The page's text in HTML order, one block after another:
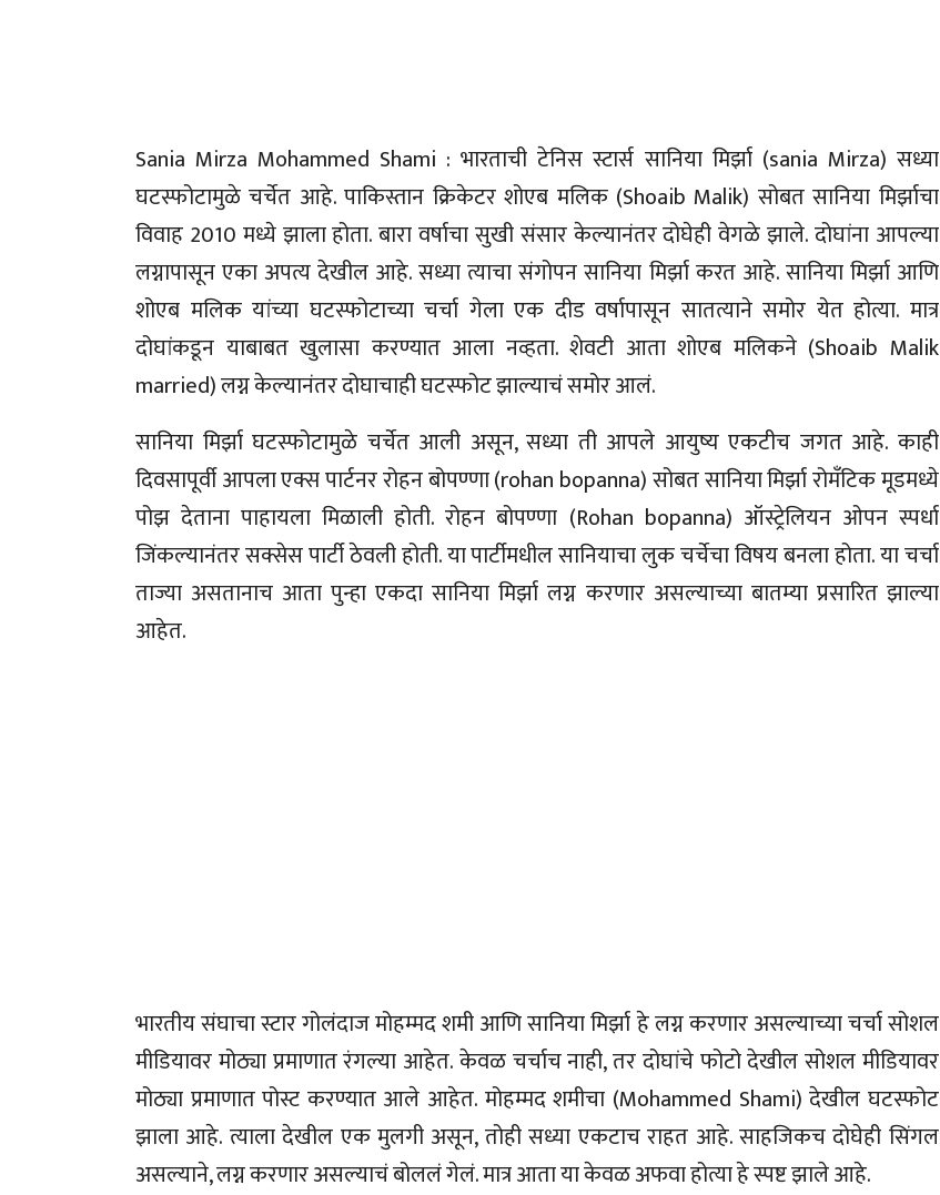
Sania Mirza Mohammed Shami : भारताची टेनिस स्टार्स सानिया मिर्झा (sania Mirza) सध्या
घटस्फोटामुळे चर्चेत आहे. पाकिस्तान क्रिकेटर शोएब मलिक (Shoaib Malik) सोबत सानिया मिर्झाचा
विवाह 2010 मध्ये झाला होता. बारा वर्षाचा सुखी संसार केल्यानंतर दोघेही वेगळे झाले. दोघांना आपल्या
लग्नापासून एका अपत्य देखील आहे. सध्या त्याचा संगोपन सानिया मिर्झा करत आहे. सानिया मिर्झा आणि
शोएब मलिक यांच्या घटस्फोटाच्या चर्चा गेला एक दीड वर्षापासून सातत्याने समोर येत होत्या. मात्र
दोघांकडून याबाबत खुलासा करण्यात आला नव्हता. शेवटी आता शोएब मलिकने (Shoaib Malik
married) लग्न केल्यानंतर दोघाचाही घटस्फोट झाल्याचं समोर आलं.
सानिया मिर्झा घटस्फोटामुळे चर्चेत आली असून, सध्या ती आपले आयुष्य एकटीच जगत आहे. काही
दिवसापूर्वी आपला एक्स पार्टनर रोहन बोपण्णा (rohan bopanna) सोबत सानिया मिर्झा रोमँटिक मूडमध्ये
पोझ देताना पाहायला मिळाली होती. रोहन बोपण्णा (Rohan bopanna) ऑस्ट्रेलियन ओपन स्पर्धा
जिंकल्यानंतर सक्सेस पार्टी ठेवली होती. या पार्टीमधील सानियाचा लुक चर्चेचा विषय बनला होता. या चर्चा
ताज्या असतानाच आता पुन्हा एकदा सानिया मिर्झा लग्न करणार असल्याच्या बातम्या प्रसारित झाल्या
आहेत.
भारतीय संघाचा स्टार गोलंदाज मोहम्मद शमी आणि सानिया मिर्झा हे लग्न करणार असल्याच्या चर्चा सोशल
मीडियावर मोठ्या प्रमाणात रंगल्या आहेत. केवळ चर्चाच नाही, तर दोघांचे फोटो देखील सोशल मीडियावर
मोठ्या प्रमाणात पोस्ट करण्यात आले आहेत. मोहम्मद शमीचा (Mohammed Shami) देखील घटस्फोट
झाला आहे. त्याला देखील एक मुलगी असून, तोही सध्या एकटाच राहत आहे. साहजिकच दोघेही सिंगल
असल्याने, लग्न करणार असल्याचं बोललं गेलं. मात्र आता या केवळ अफवा होत्या हे स्पष्ट झाले आहे.